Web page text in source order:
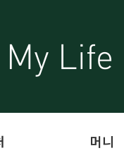
머니